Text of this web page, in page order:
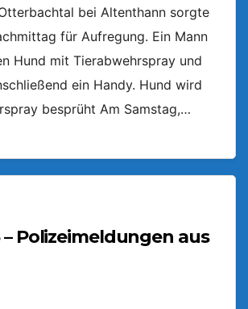
bei Altenthann sorgte
für Aufregung. Ein Mann
Hund mit Tierabwehrspray und
ein Handy. Hund wird
besprüht Am Samstag,…
– Polizeimeldungen aus